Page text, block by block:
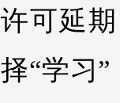
许可延
择“学习